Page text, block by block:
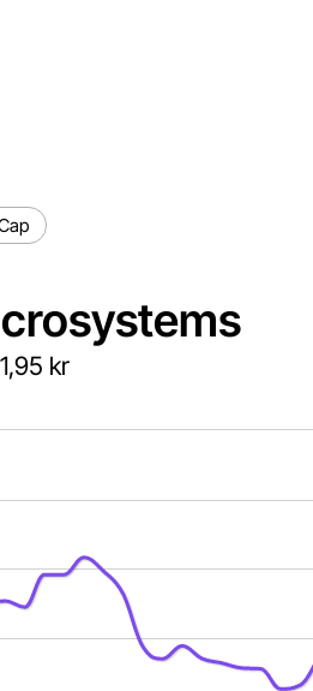
kr
axis displaying values. Data